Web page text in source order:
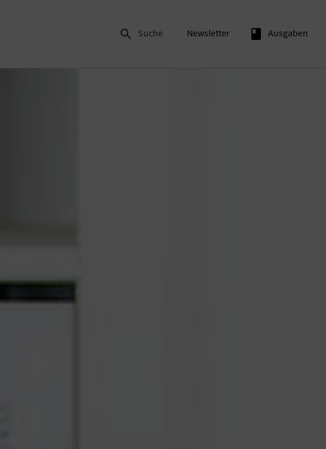
 Suche Newsletter book Ausgaben